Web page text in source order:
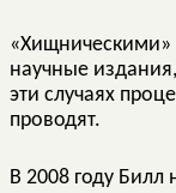
научные
эти случаях
проводят.
В 2008 году Билл